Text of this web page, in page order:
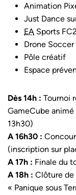
Animation
Just Dance
EA Sports
Drone Soccer
Pôle créatif
Espace
Dès 14h : Tournoi
GameCube animé
13h30)
A 16h30 :
(inscription sur
A 17h : Finale du
A 18h : Clôture de
« Panique sous